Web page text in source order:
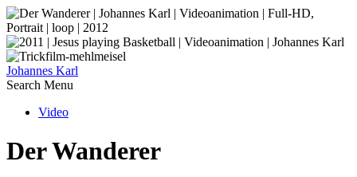
Johannes Karl
Search Menu
Video
Der Wanderer